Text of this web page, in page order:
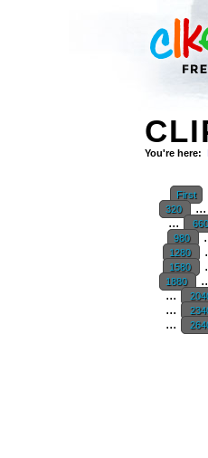
You're here:
First
320
...
980
1280
1580
1880
...
...
...